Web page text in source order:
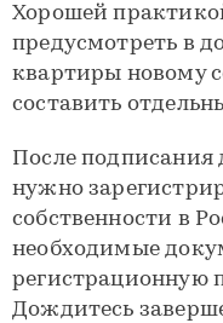
Хорошей
предусмотреть в
квартиры новому
составить
После
нужно
собственности в
необходимые
регистрационную
Дождитесь